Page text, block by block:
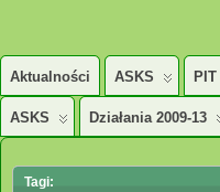
Aktualności ASKS
ASKS Działania 2009-13
Tagi: